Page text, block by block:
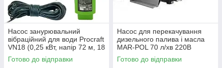
Насос занурювальний
вібраційний для води Procraft
VN18 (0,25 кВт, напір 72 м, 18
л/хв)
Готово до відправки
Насос для перекачування
дизельного палива і масла
MAR-POL 70 л/хв 220В
Готово до відправки